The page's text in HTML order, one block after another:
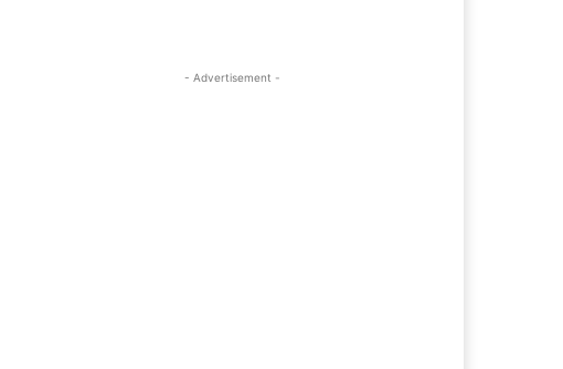
- Advertisement -